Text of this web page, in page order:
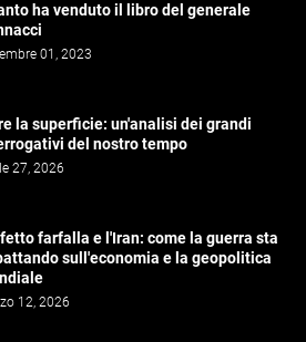
ha venduto il libro del generale
01, 2023
la superficie: un'analisi dei grandi
del nostro tempo
27, 2026
farfalla e l'Iran: come la guerra sta
sull'economia e la geopolitica
12, 2026